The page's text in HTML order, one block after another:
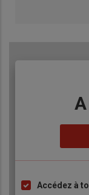
ListeAccédez à